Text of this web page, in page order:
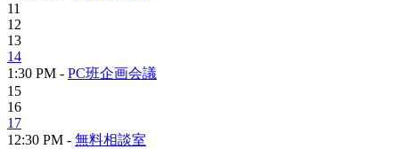
11
12
13
14
1:30 PM - PC班企画会議
15
16
17
12:30 PM - 無料相談室